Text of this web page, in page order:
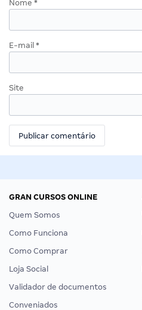
Nome *
E-mail *
Site
GRAN CURSOS ONLINE
Quem Somos
Como Funciona
Como Comprar
Loja Social
Validador de documentos
Conveniados